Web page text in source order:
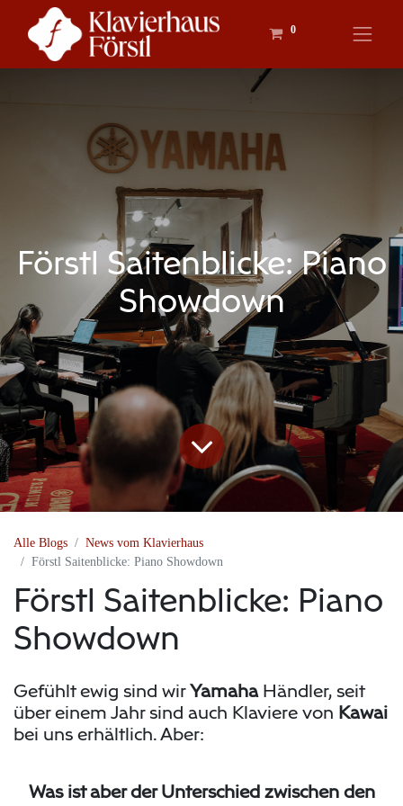
0
Förstl Saitenblicke: Piano
Showdown
Alle Blogs
News vom Klavierhaus
Förstl Saitenblicke: Piano Showdown
Förstl Saitenblicke: Piano
Showdown
Gefühlt ewig sind wir Yamaha Händler, seit
über einem Jahr sind auch Klaviere von Kawai
bei uns erhältlich. Aber:
Was ist aber der Unterschied zwischen den